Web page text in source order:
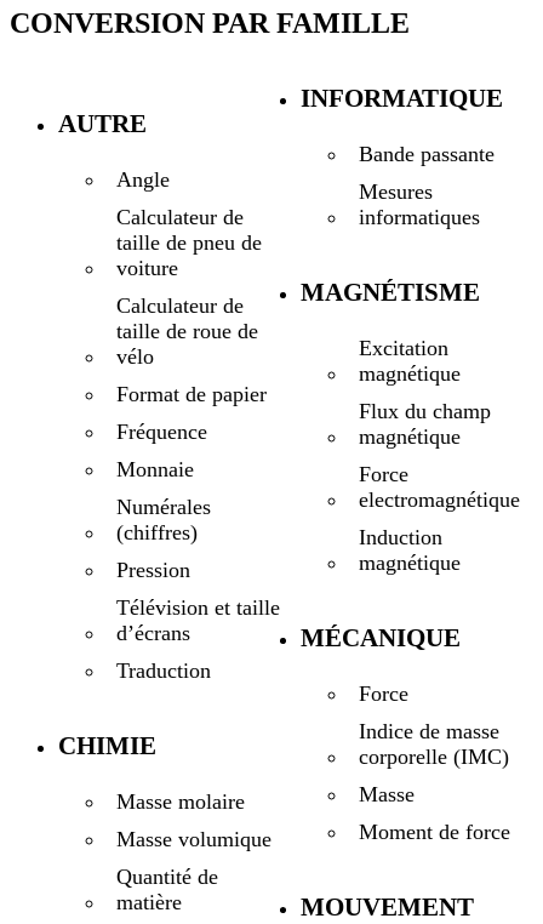
CONVERSION PAR FAMILLE
AUTRE
Angle
Calculateur de
taille de pneu de
voiture
Calculateur de
taille de roue de
vélo
Format de papier
Fréquence
Monnaie
Numérales
(chiffres)
Pression
Télévision et taille
d’écrans
Traduction
CHIMIE
Masse molaire
Masse volumique
Quantité de
matière
INFORMATIQUE
Bande passante
Mesures
informatiques
MAGNÉTISME
Excitation
magnétique
Flux du champ
magnétique
Force
electromagnétique
Induction
magnétique
MÉCANIQUE
Force
Indice de masse
corporelle (IMC)
Masse
Moment de force
MOUVEMENT